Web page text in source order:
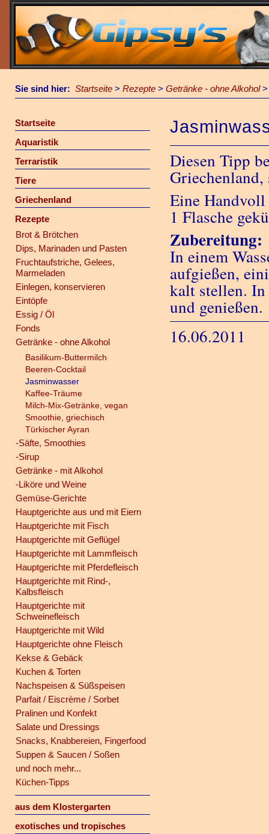
Sie sind hier: Startseite > Rezepte > Getränke - ohne Alkohol
Startseite
Aquaristik
Terraristik
Tiere
Griechenland
Rezepte
Brot & Brötchen
Dips, Marinaden und Pasten
Fruchtaufstriche, Gelees,
Marmeladen
Einlegen, konservieren
Eintöpfe
Essig / Öl
Fonds
Getränke - ohne Alkohol
Basilikum-Buttermilch
Beeren-Cocktail
Jasminwasser
Kaffee-Träume
Milch-Mix-Getränke, vegan
Smoothie, griechisch
Türkischer Ayran
-Säfte, Smoothies
-Sirup
Getränke - mit Alkohol
-Liköre und Weine
Gemüse-Gerichte
Hauptgerichte aus und mit Eiern
Hauptgerichte mit Fisch
Hauptgerichte mit Geflügel
Hauptgerichte mit Lammfleisch
Hauptgerichte mit Pferdefleisch
Hauptgerichte mit Rind-,
Kalbsfleisch
Hauptgerichte mit
Schweinefleisch
Hauptgerichte mit Wild
Hauptgerichte ohne Fleisch
Kekse & Gebäck
Kuchen & Torten
Nachspeisen & Süßspeisen
Parfait / Eiscrème / Sorbet
Pralinen und Konfekt
Salate und Dressings
Snacks, Knabbereien, Fingerfood
Suppen & Saucen / Soßen
und noch mehr...
Küchen-Tipps
aus dem Klostergarten
exotisches und tropisches
Diesen Tipp
Eine
1 Flasche
Zubereitung:
In einem
aufgießen,
kalt stellen.
und genießen.
16.06.2011